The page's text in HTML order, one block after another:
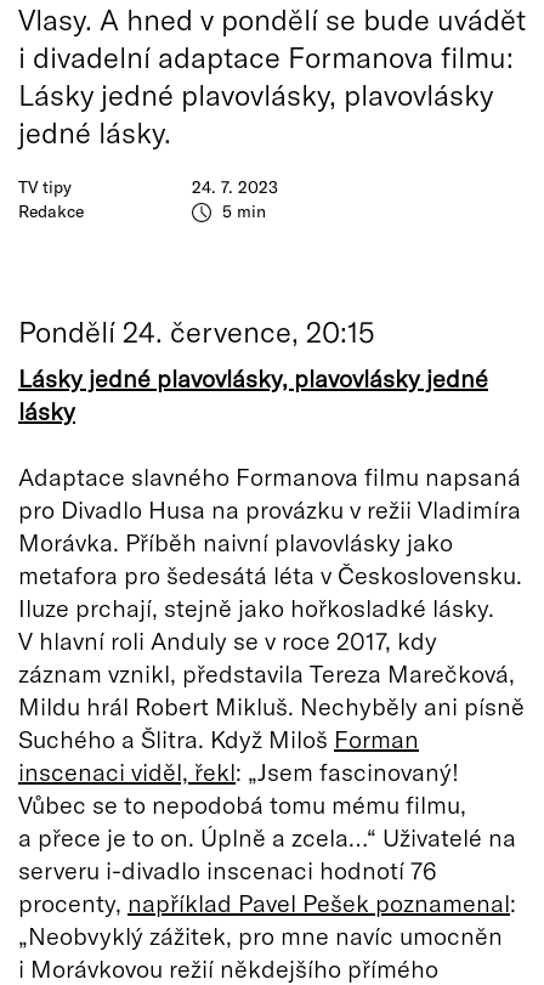
TV tipy
Redakce
24. 7. 2023
5 min
Vlasy. A hned v pondělí se bude uvádět
i divadelní adaptace Formanova filmu:
Lásky jedné plavovlásky, plavovlásky
jedné lásky.
Pondělí 24. července, 20:15
Lásky jedné plavovlásky, plavovlásky jedné
lásky
Adaptace slavného Formanova filmu napsaná
pro Divadlo Husa na provázku v režii Vladimíra
Morávka. Příběh naivní plavovlásky jako
metafora pro šedesátá léta v Československu.
Iluze prchají, stejně jako hořkosladké lásky.
V hlavní roli Anduly se v roce 2017, kdy
záznam vznikl, představila Tereza Marečková,
Mildu hrál Robert Mikluš. Nechyběly ani písně
Suchého a Šlitra. Když Miloš Forman
inscenaci viděl, řekl: „Jsem fascinovaný!
Vůbec se to nepodobá tomu mému filmu,
a přece je to on. Úplně a zcela…“ Uživatelé na
serveru i-divadlo inscenaci hodnotí 76
procenty, například Pavel Pešek poznamenal:
„Neobvyklý zážitek, pro mne navíc umocněn
i Morávkovou režií někdejšího přímého